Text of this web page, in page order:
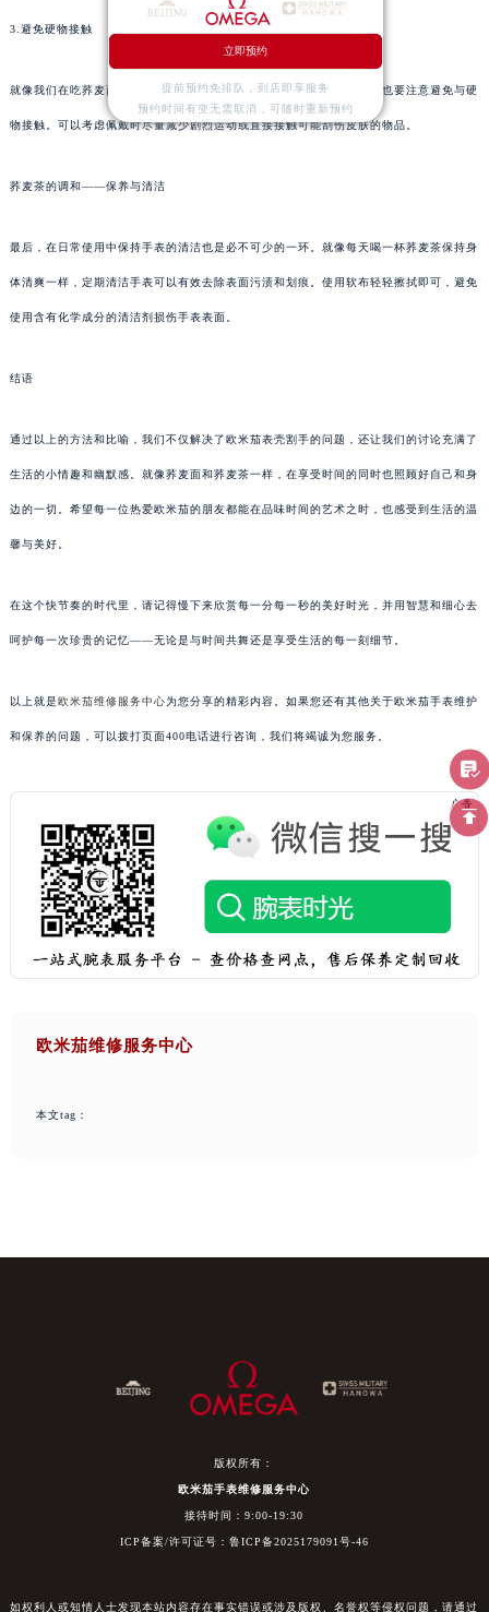
3.避免硬物接触
就像我们在吃荞麦面时避免用筷子尖直接接触嘴唇一样，在佩戴手表时也要注意避免与硬
物接触。可以考虑佩戴时尽量减少剧烈运动或直接接触可能刮伤皮肤的物品。
荞麦茶的调和——保养与清洁
最后，在日常使用中保持手表的清洁也是必不可少的一环。就像每天喝一杯荞麦茶保持身
体清爽一样，定期清洁手表可以有效去除表面污渍和划痕。使用软布轻轻擦拭即可，避免
使用含有化学成分的清洁剂损伤手表表面。
结语
通过以上的方法和比喻，我们不仅解决了欧米茄表壳割手的问题，还让我们的讨论充满了
生活的小情趣和幽默感。就像荞麦面和荞麦茶一样，在享受时间的同时也照顾好自己和身
边的一切。希望每一位热爱欧米茄的朋友都能在品味时间的艺术之时，也感受到生活的温
馨与美好。
在这个快节奏的时代里，请记得慢下来欣赏每一分每一秒的美好时光，并用智慧和细心去
呵护每一次珍贵的记忆——无论是与时间共舞还是享受生活的每一刻细节。
以上就是欧米茄维修服务中心为您分享的精彩内容。如果您还有其他关于欧米茄手表维护
和保养的问题，可以拨打页面400电话进行咨询，我们将竭诚为您服务。
欧米茄维修服务中心
本文tag：
版权所有：
欧米茄手表维修服务中心
接待时间：9:00-19:30
ICP备案/许可证号：鲁ICP备2025179091号-46
如权利人或知情人士发现本站内容存在事实错误或涉及版权、名誉权等侵权问题，请通过
立即预约
提前预约免排队，到店即享服务
预约时间有变无需取消，可随时重新预约